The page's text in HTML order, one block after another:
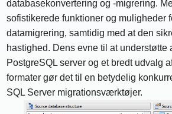
databasekonvertering og -migrering.
sofistikerede funktioner og muligheder
datamigrering, samtidig med at den
hastighed. Dens evne til at understøtte
PostgreSQL server og et bredt udvalg
formater gør det til en betydelig
SQL Server migrationsværktøjer.